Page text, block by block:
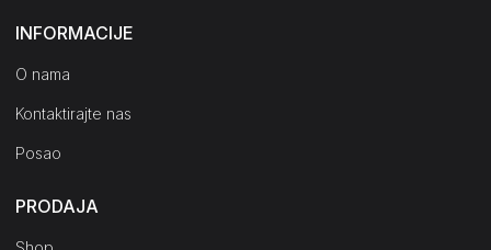
INFORMACIJE
O nama
Kontaktirajte nas
Posao
PRODAJA